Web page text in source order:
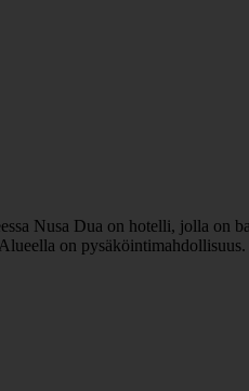
Nusa Dua on hotelli, jolla on
on